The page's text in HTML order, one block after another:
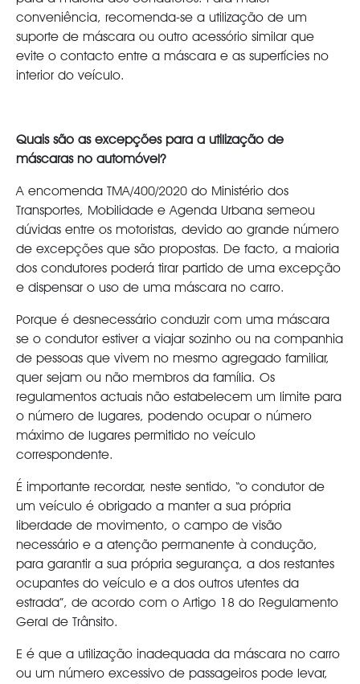
conveniência, recomenda-se a utilização de um
suporte de máscara ou outro acessório similar que
evite o contacto entre a máscara e as superfícies no
interior do veículo.
Quais são as excepções para a utilização de
máscaras no automóvel?
A encomenda TMA/400/2020 do Ministério dos
Transportes, Mobilidade e Agenda Urbana semeou
dúvidas entre os motoristas, devido ao grande número
de excepções que são propostas. De facto, a maioria
dos condutores poderá tirar partido de uma excepção
e dispensar o uso de uma máscara no carro.
Porque é desnecessário conduzir com uma máscara
se o condutor estiver a viajar sozinho ou na companhia
de pessoas que vivem no mesmo agregado familiar,
quer sejam ou não membros da família. Os
regulamentos actuais não estabelecem um limite para
o número de lugares, podendo ocupar o número
máximo de lugares permitido no veículo
correspondente.
É importante recordar, neste sentido, “o condutor de
um veículo é obrigado a manter a sua própria
liberdade de movimento, o campo de visão
necessário e a atenção permanente à condução,
para garantir a sua própria segurança, a dos restantes
ocupantes do veículo e a dos outros utentes da
estrada”, de acordo com o Artigo 18 do Regulamento
Geral de Trânsito.
E é que a utilização inadequada da máscara no carro
ou um número excessivo de passageiros pode levar,